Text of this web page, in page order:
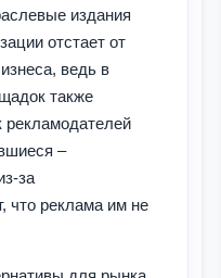
издания
отстает от
ведь в
также
–
за
что реклама им не